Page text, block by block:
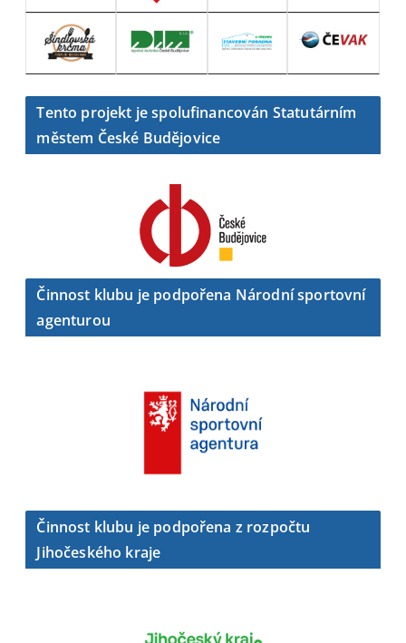
Tento projekt je spolufinancován Statutárním
městem České Budějovice
Činnost klubu je podpořena Národní sportovní
agenturou
Činnost klubu je podpořena z rozpočtu
Jihočeského kraje